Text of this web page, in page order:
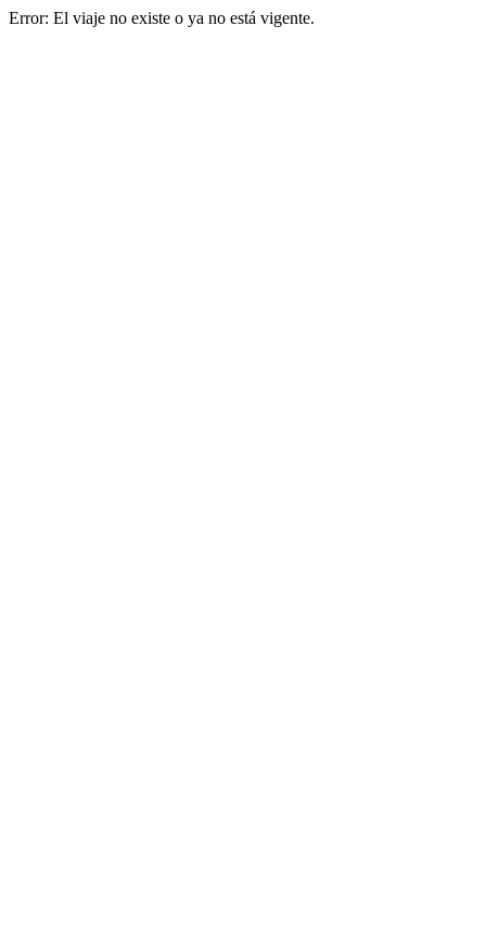
Error: El viaje no existe o ya no está vigente.